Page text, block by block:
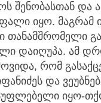
შენობასთან და
იყო. მაგრამ
თანამშრომელი
დაიღუპა. ამ
რომ
და
იყო-